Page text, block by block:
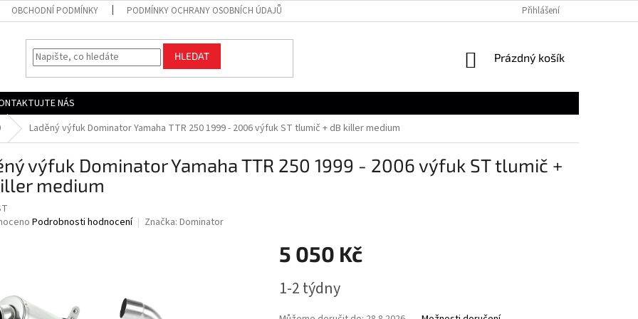
OBCHODNÍ PODMÍNKY PODMÍNKY OCHRANY OSOBNÍCH ÚDAJŮ Přihlášení
HLEDAT
NÁKUPNÍ
Prázdný košík
NÁS
Laděný výfuk Dominator Yamaha TTR 250 1999 - 2006 výfuk ST tlumič + dB killer medium
výfuk Dominator Yamaha TTR 250 1999 - 2006 výfuk ST tlumič +
medium
Podrobnosti hodnocení Značka: Dominator
5 050 Kč
cena:
1-2 týdny